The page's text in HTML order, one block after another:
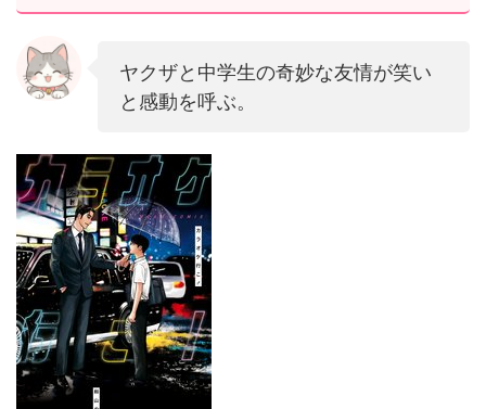
ヤクザと中学生の奇妙な友情が笑い
と感動を呼ぶ。